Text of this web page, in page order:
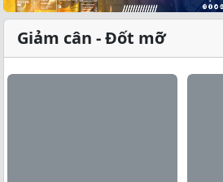
Xem tất cả →
Giảm cân - Đốt mỡ